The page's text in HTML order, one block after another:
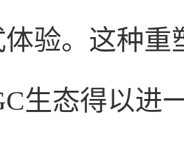
验。这种
生态得以进